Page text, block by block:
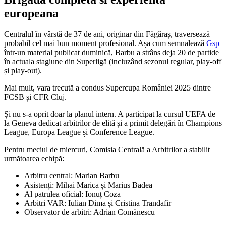
europeana
Centralul în vârstă de 37 de ani, originar din Făgăraș, traversează
probabil cel mai bun moment profesional. Așa cum semnalează Gsp
într-un material publicat duminică, Barbu a strâns deja 20 de partide
în actuala stagiune din Superligă (incluzând sezonul regular, play-off
și play-out).
Mai mult, vara trecută a condus Supercupa României 2025 dintre
FCSB și CFR Cluj.
Și nu s-a oprit doar la planul intern. A participat la cursul UEFA de
la Geneva dedicat arbitrilor de elită și a primit delegări în Champions
League, Europa League și Conference League.
Pentru meciul de miercuri, Comisia Centrală a Arbitrilor a stabilit
următoarea echipă:
Arbitru central: Marian Barbu
Asistenți: Mihai Marica și Marius Badea
Al patrulea oficial: Ionuț Coza
Arbitri VAR: Iulian Dima și Cristina Trandafir
Observator de arbitri: Adrian Comănescu